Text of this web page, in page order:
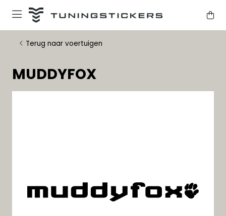
Terug naar voertuigen
MUDDYFOX